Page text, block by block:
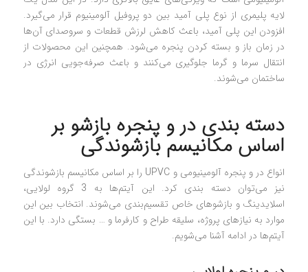
لایه پلیمری از نوع پلی آمید بین دو پروفیل آلومینیوم قرار می‌گیرد.
افزودن این پلی آمید، باعث کاهش لرزش قطعات و سروصدای آن‌ها
در زمان باز و بسته کردن پنجره می‌شود. همچنین این محصولات از
انتقال سرما و گرما جلوگیری می‌کنند و باعث صرفه‌جویی انرژی در
ساختمان می‌شوند.
دسته بندی در و پنجره بازشو بر
اساس مکانیسم بازشوندگی
انواع در و پنجره آلومینیومی و UPVC را بر اساس مکانیسم بازشوندگی
نیز می‌توان دسته بندی کرد. این آیتم‌ها به 3 گروه لولایی،
اسلایدینگ و بازشوهای خاص تقسیم‌بندی می‌شوند. انتخاب بین این
موارد به نیازهای پروژه، سلیقه طراح و کارفرما و … بستگی دارد. با این
آیتم‌ها در ادامه آشنا می‌شویم.